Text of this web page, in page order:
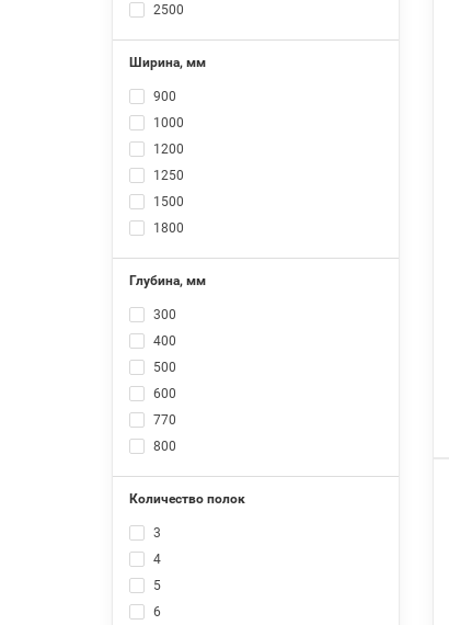
2500
2520
3000
3480
3500
4000
4020
Ширина, мм
900
1000
1200
1250
1500
1800
2100
2400
Глубина, мм
300
400
500
600
770
800
1000
Количество полок
3
4
5
6